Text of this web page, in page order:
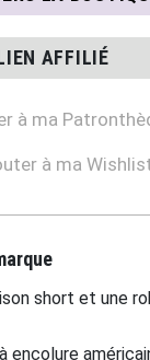
AFFILIÉ
à ma
à ma
short et une
encolure